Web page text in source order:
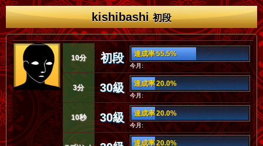
kishibashi初段
10分 初段 達成率 55.5%
今月:
3分 30級 達成率 20.0%
今月:
10秒 30級 達成率 20.0%
今月:
達成率 20.0%